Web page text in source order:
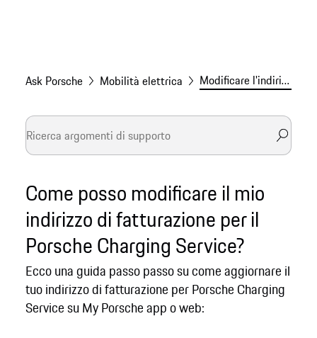
Ask Porsche Mobilità elettrica Modificare l'indirizzo di fatturazione per Charging Service
Come posso modificare il mio
indirizzo di fatturazione per il
Porsche Charging Service?
Ecco una guida passo passo su come aggiornare il
tuo indirizzo di fatturazione per Porsche Charging
Service su My Porsche app o web: